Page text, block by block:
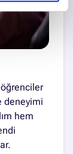
deneyimi
hem